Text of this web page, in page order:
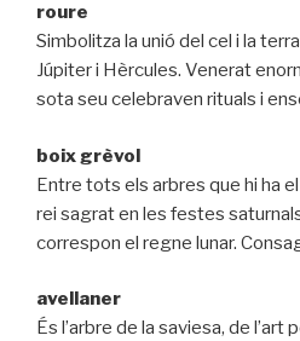
roure
Simbolitza la unió del cel i la
Júpiter i Hèrcules. Venerat
sota seu celebraven rituals i
boix grèvol
Entre tots els arbres que hi ha
rei sagrat en les festes
correspon el regne lunar.
avellaner
És l’arbre de la saviesa, de l’art